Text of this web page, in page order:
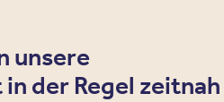
unsere
der Regel zeitnah